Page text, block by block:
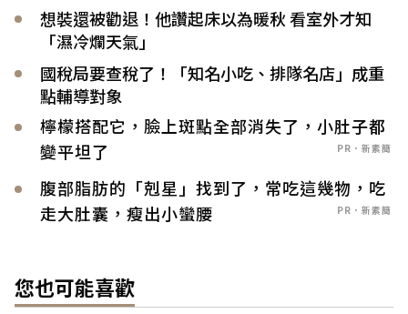
想裝還被勸退！他讚起床以為暖秋 看室外才知
「濕冷爛天氣」
國稅局要查稅了！「知名小吃、排隊名店」成重
點輔導對象
檸檬搭配它，臉上斑點全部消失了，小肚子都
變平坦了
PR．新素簡
腹部脂肪的「剋星」找到了，常吃這幾物，吃
走大肚囊，瘦出小蠻腰
PR．新素簡
您也可能喜歡